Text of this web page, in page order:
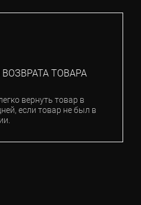
ВОЗВРАТА ТОВАРА
вернуть товар в
если товар не был в